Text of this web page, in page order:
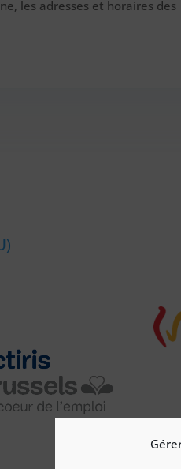
les adresses et horaires des